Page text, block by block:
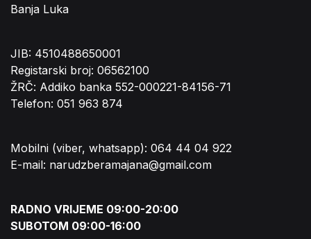
Banja Luka
JIB: 4510488650001
Registarski broj: 06562100
ŽRČ: Addiko banka 552-000221-84156-71
Telefon: 051 963 874
Mobilni (viber, whatsapp): 064 44 04 922
E-mail: narudzberamajana@gmail.com
RADNO VRIJEME 09:00-20:00
SUBOTOM 09:00-16:00